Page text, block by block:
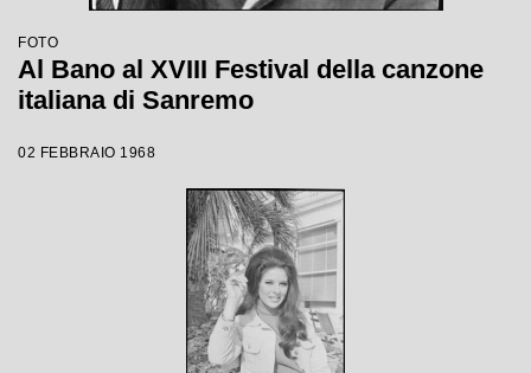
FOTO
Al Bano al XVIII Festival della canzone
italiana di Sanremo
02 FEBBRAIO 1968